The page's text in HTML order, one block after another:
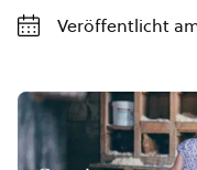
Veröffentlicht